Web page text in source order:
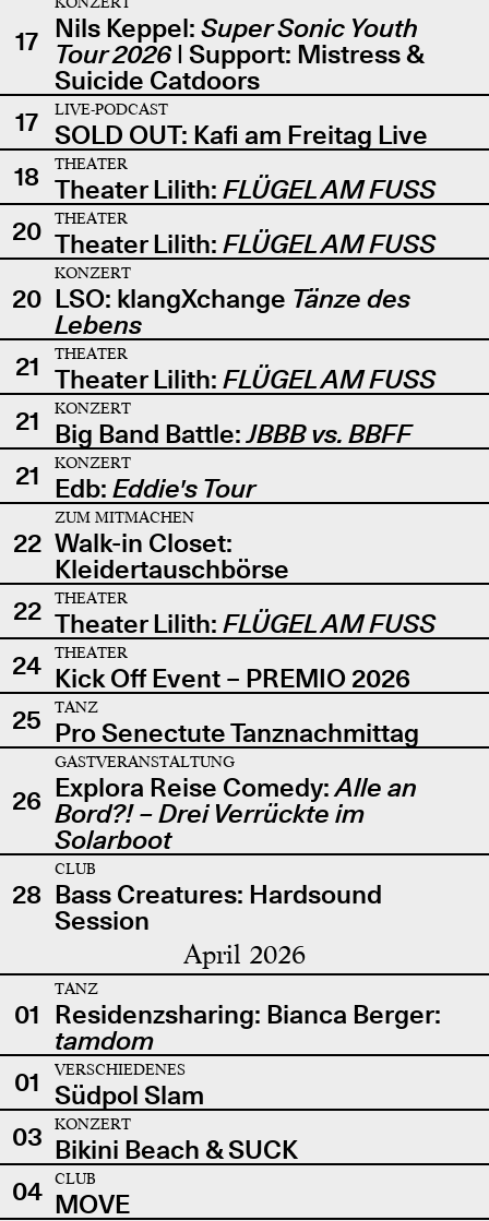
17 Nils Keppel: Super Sonic Youth
Tour 2026| Support: Mistress &
Suicide Catdoors
17
LIVE-PODCAST
SOLD OUT: Kafi am Freitag Live
18
THEATER
Theater Lilith: FLÜGEL AM FUSS
20
THEATER
Theater Lilith: FLÜGEL AM FUSS
20
KONZERT
LSO: klangXchange Tänze des
Lebens
21
THEATER
Theater Lilith: FLÜGEL AM FUSS
21
KONZERT
Big Band Battle:JBBB vs. BBFF
21
KONZERT
Edb: Eddie's Tour
22
ZUM MITMACHEN
Walk-in Closet:
Kleidertauschbörse
22
THEATER
Theater Lilith: FLÜGEL AM FUSS
24
THEATER
Kick Off Event – PREMIO 2026
25
TANZ
Pro Senectute Tanznachmittag
26
GASTVERANSTALTUNG
Explora Reise Comedy:Alle an
Bord?! – Drei Verrückte im
Solarboot
28
CLUB
Bass Creatures: Hardsound
Session
April 2026
01
TANZ
Residenzsharing: Bianca Berger:
tamdom
01
VERSCHIEDENES
Südpol Slam
03
KONZERT
Bikini Beach & SUCK
04
CLUB
MOVE